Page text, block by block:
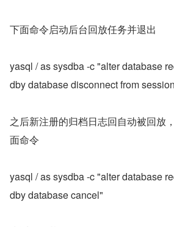
下面命令启动后台回放任务并退出
yasql / as sysdba -c "alter database
dby database disconnect from
之后新注册的归档日志回自动被回放
面命令
yasql / as sysdba -c "alter database
dby database cancel"